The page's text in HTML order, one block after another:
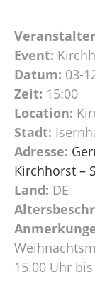
Event:
Datum: 03-
Zeit: 15:00
Location:
Stadt:
Adresse:
Kirchhorst –
Land: DE
15.00 Uhr